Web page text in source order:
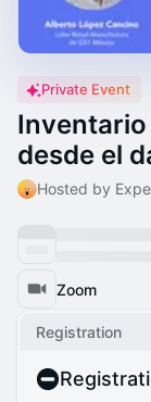
Private Event
desde el
Hosted by
Zoom
Registration